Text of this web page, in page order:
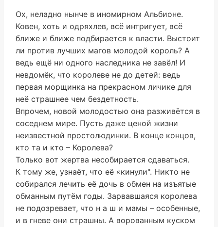
Ох, неладно нынче в иномирном Альбионе.
Ковен, хоть и одряхлев, всё интригует, всё
ближе и ближе подбирается к власти. Выстоит
ли против лучших магов молодой король? А
ведь ещё ни одного наследника не завёл! И
невдомёк, что королеве не до детей: ведь
первая морщинка на прекрасном личике для
неё страшнее чем бездетность.
Впрочем, новой молодостью она разживётся в
соседнем мире. Пусть даже ценой жизни
неизвестной простолюдинки. В конце концов,
кто та и кто – Королева?
Только вот жертва несобирается сдаваться.
К тому же, узнаёт, что её «кинули". Никто не
собирался лечить её дочь в обмен на изъятые
обманным путём годы. Зарвавшаяся королева
не подозревает, что н а ш и мамы – особенные,
и в гневе они страшны. А ворованным куском